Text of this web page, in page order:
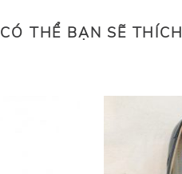
CÓ THỂ BẠN SẼ THÍCH